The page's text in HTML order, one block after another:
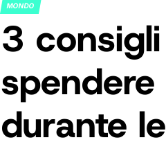
POSTED
MONDO
3
durante